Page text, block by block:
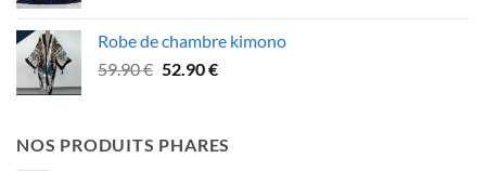
21.90 €
Robe de chambre kimono
59.90€ Le
était :
59.90 €.
52.90€Le
est :
52.90 €.
NOS PRODUITS PHARES